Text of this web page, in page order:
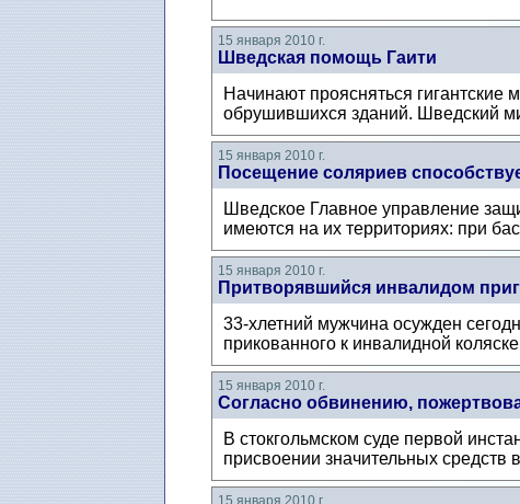
15 января 2010 г.
Шведская помощь Гаити
Начинают проясняться
обрушившихся зданий. Шведский
15 января 2010 г.
Посещение соляриев
Шведское Главное управление
имеются на их территориях: при
15 января 2010 г.
Притворявшийся инвалидом
33-хлетний мужчина осужден
прикованного к инвалидной
15 января 2010 г.
Согласно обвинению,
В стокгольмском суде первой
присвоении значительных средств
15 января 2010 г.